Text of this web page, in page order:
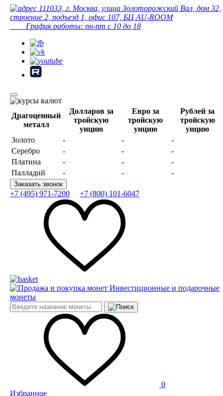
111033, г. Москва, улица Золоторожский Вал, дом 32,
строение 2, подъезд 1, офис 107, БЦ AU-ROOM
График работы: пн-пт с 10 до 18
Драгоценный
металл
Долларов за
тройскую
унцию
Евро за
тройскую
унцию
Рублей за
тройскую
унцию
Золото
- -
-
Серебро
- -
-
Платина
- -
-
Палладий
- - -
Заказать звонок
+7 (495) 971-7200 +7 (800) 101-6047
Инвестиционные и подарочные
монеты
0
Избранное